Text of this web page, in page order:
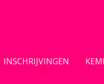
INSCHRIJVINGEN